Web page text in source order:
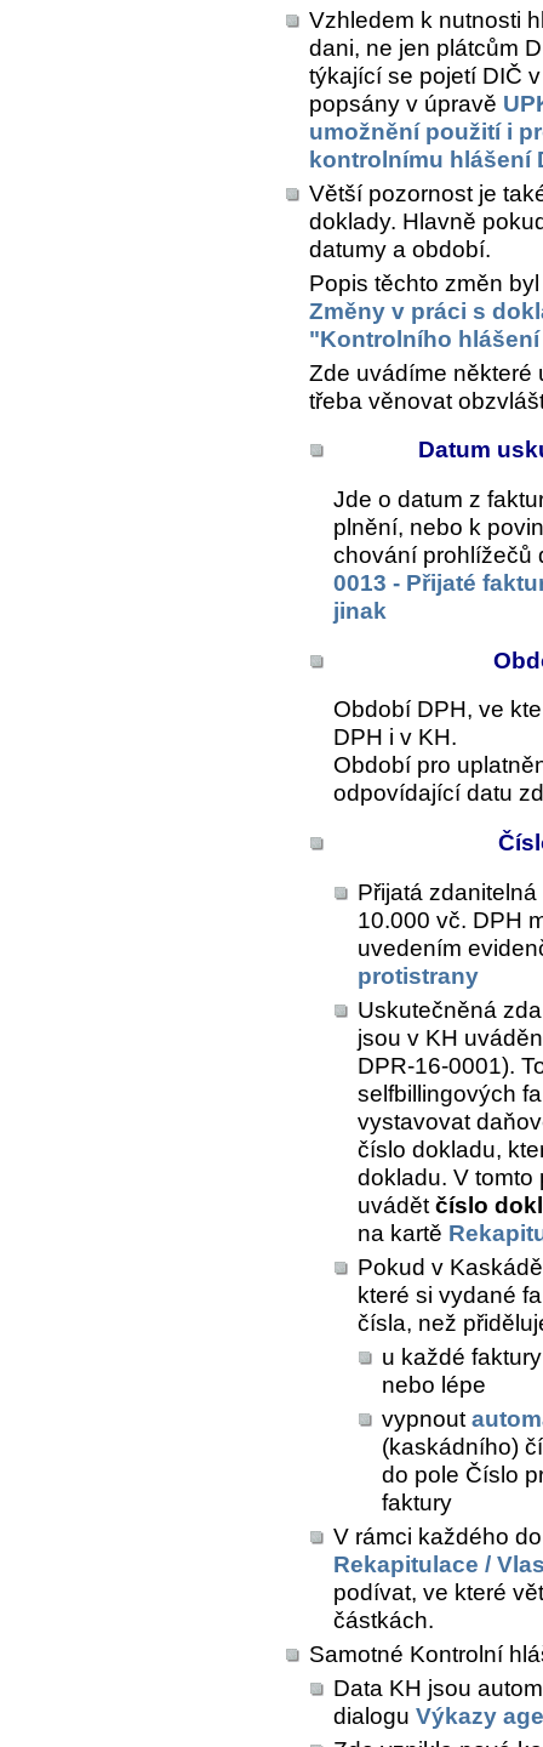
Vzhledem k nutnosti
dani, ne jen plátcům
týkající se pojetí DIČ
popsány v úpravě
umožnění použití i
kontrolnímu hlášení
Větší pozornost je
doklady. Hlavně
datumy a období.
Popis těchto změn
Změny v práci s
"Kontrolního hlášení
Zde uvádíme některé
třeba věnovat
Datum
Jde o datum z
plnění, nebo k
chování prohlížečů
0013 - Přijaté
jinak
Období DPH, ve
DPH i v KH.
Období pro
odpovídající datu
Přijatá
10.000 vč. DPH
uvedením
protistrany
Uskutečněná
jsou v KH
DPR-16-0001).
selfbillingových
vystavovat
číslo dokladu,
dokladu. V tomto
uvádět číslo
na kartě
Pokud v
které si vydané
čísla, než
u každé
nebo lépe
vypnout
(kaskádního)
do pole Číslo
faktury
V rámci každého
Rekapitulace /
podívat, ve které
částkách.
Samotné Kontrolní
Data KH jsou
dialogu Výkazy